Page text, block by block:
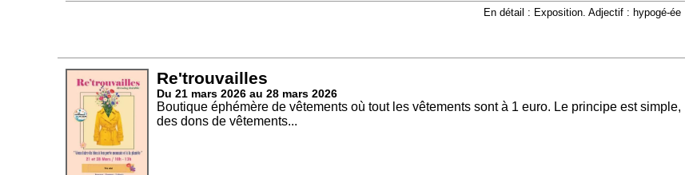
En détail : Exposition. Adjectif : hypogé-ée
Re'trouvailles
Du 21 mars 2026 au 28 mars 2026
Boutique éphémère de vêtements où tout les vêtements sont à 1 euro. Le principe est simple,
des dons de vêtements...